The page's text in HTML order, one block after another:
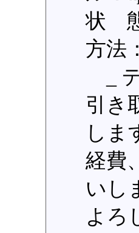
状
方法
_
引き
しま
経費
いし
よろ